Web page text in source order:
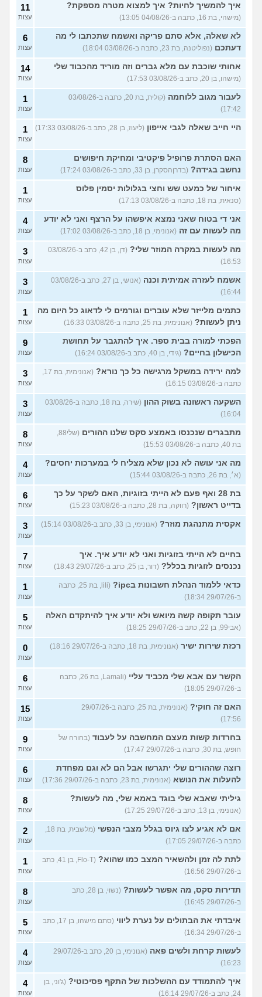
איך להמשיך לחיות? איך למצוא מטרה מספקת?
(מישהי, בת 16, כתבה ב-04/08/26 13:05)
11
עצות
לא שאלה, אלא סתם פריקה ואשמח שתכתבו לי מה
דעתכם (נפוליטנה, בת 23, כתבה ב-03/08/26 18:04)
6
עצות
אחותי שוכבת עם מלא גברים וזה מוריד מהכבוד שלי
(מישהו, בן 20, כתב ב-03/08/26 17:53)
14
עצות
לעבור מגוב ללוחמה
(קולית, בת 20, כתבה ב-03/08/26
17:42)
1
עצות
היי חייב שאלה לגבי אייפון (ליעוז, בן 28, כתב ב-03/08/26 17:33) 1
עצות
האם הסתרת פרופיל פיקטיבי ומחיקת חיפושים
נחשב בגידה? (בדרןהסקרן, בן 33, כתב ב-03/08/26 17:24)
8
עצות
איחור של כמעט שש וחצי בגלולות יסמין פלוס
(סנאית, בת 18, כתבה ב-03/08/26 17:13)
1
עצות
אני די בטוח שאני נמצא איפשהו על הרצף ואני לא יודע
מה לעשות עם זה (אנונימי, בן 18, כתב ב-03/08/26 17:02)
4
עצות
מה לעשות במקרה המוזר שלי?
(דן, בן 42, כתב ב-03/08/26
16:53)
3
עצות
אשמח לעזרה אמיתית וכנה
(אנושי, בן 27, כתב ב-03/08/26
16:44)
3
עצות
כתמים מלייזר שלא עוברים וגורמים לי לדאוג כל היום מה
ניתן לעשות? (אנונימית, בת 25, כתבה ב-03/08/26 16:33)
1
עצות
הפכתי למורה בבית ספר. איך להתגבר על תחושת
הכישלון בחיים? (גידי, בן 40, כתב ב-03/08/26 16:24)
9
עצות
למה ירידה במשקל מרגישה כל כך נורא?
(אנונימית, בת 17,
כתבה ב-03/08/26 16:15)
3
עצות
השקעה ראשונה בשוק ההון
(שירה, בת 18, כתבה ב-03/08/26
16:04)
3
עצות
מתבגרים שנכנסו באמצע סקס שלנו ההורים
(שלי88,
בת 40, כתבה ב-03/08/26 15:53)
8
עצות
מה אני עושה לא נכון שלא מצליח לי במערכות יחסים?
(א׳, בת 26, כתבה ב-03/08/26 15:44)
4
עצות
בת 28 ואף פעם לא הייתי בזוגיות, האם לשקר על כך
בדייט ראשון? (רווקה, בת 28, כתבה ב-03/08/26 15:23)
6
עצות
אקסית מתנהגת מוזר? (אנונימי, בן 33, כתב ב-03/08/26 15:14) 3
עצות
בחיים לא הייתי בזוגיות ואני לא יודע איך. איך
נכנסים לזוגיות בכלל? (דור, בן 25, כתב ב-29/07/26 18:43)
7
עצות
כדאי ללמוד הנהלת חשבונות בipc?
(lili, בת 25, כתבה
ב-29/07/26 18:34)
1
עצות
עובר תקופה קשה מיואש ולא יודע איך להיתקדם האלה
(אבי99, בן 22, כתב ב-29/07/26 18:25)
5
עצות
רכזת שירות ישיר (אנונימית, בת 18, כתבה ב-29/07/26 18:16) 0
עצות
הקשר עם אבא שלי מכביד עליי
(Lamali, בת 26, כתבה
ב-29/07/26 18:05)
6
עצות
האם זה חוקי?
(אנונימית, בת 25, כתבה ב-29/07/26
17:56)
15
עצות
בחרדות קשות מעצם המחשבה על לעבוד (בחורה של
חופש, בת 30, כתבה ב-29/07/26 17:47)
9
עצות
רוצה שההורים שלי יתגרשו אבל הם לא וגם מפחדת
להעלות את הנושא (אנונימית, בת 23, כתבה ב-29/07/26 17:36)
6
עצות
גיליתי שאבא שלי בוגד באמא שלי, מה לעשות?
(אנונימי, בן 13, כתב ב-29/07/26 17:25)
8
עצות
אם לא אגיע לצו גיוס בגלל מצבי הנפשי
(מלשבית, בת 18,
כתבה ב-29/07/26 17:05)
2
עצות
לתת לה זמן ולהשאיר המצב כמו שהוא?
(Flo-T, בן 41, כתב
ב-29/07/26 16:56)
1
עצות
תדירות סקס, מה אפשר לעשות?
(נשוי, בן 28, כתב
ב-29/07/26 16:45)
8
עצות
איבדתי את הבתולים על נערת ליווי
(סתם מישהו, בן 17, כתב
ב-29/07/26 16:34)
5
עצות
לעשות קרחת ולשים פאה
(אנונימי, בן 20, כתב ב-29/07/26
16:23)
4
עצות
איך להתמודד עם ההשלכות של התקף פסיכוטי? (ג'וני, בן
24, כתב ב-29/07/26 16:14)
4
עצות